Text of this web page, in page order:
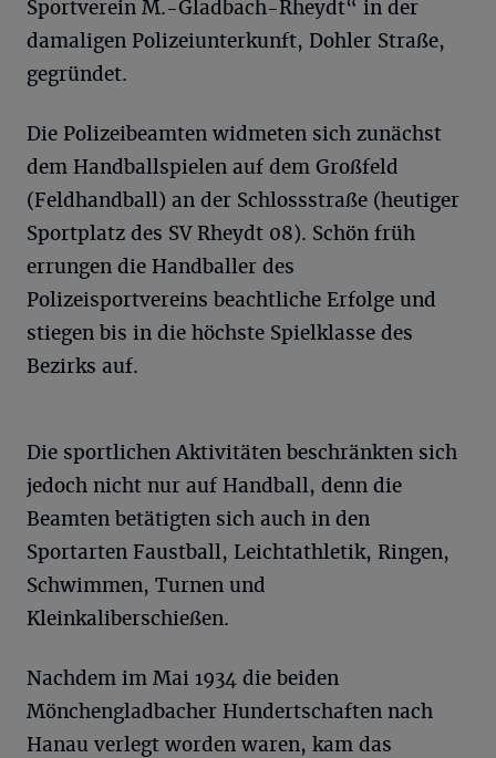
Sportverein M.-Gladbach-Rheydt“ in der
damaligen Polizeiunterkunft, Dohler Straße,
gegründet.
Die Polizeibeamten widmeten sich zunächst
dem Handballspielen auf dem Großfeld
(Feldhandball) an der Schlossstraße (heutiger
Sportplatz des SV Rheydt 08). Schön früh
errungen die Handballer des
Polizeisportvereins beachtliche Erfolge und
stiegen bis in die höchste Spielklasse des
Bezirks auf.
Die sportlichen Aktivitäten beschränkten sich
jedoch nicht nur auf Handball, denn die
Beamten betätigten sich auch in den
Sportarten Faustball, Leichtathletik, Ringen,
Schwimmen, Turnen und
Kleinkaliberschießen.
Nachdem im Mai 1934 die beiden
Mönchengladbacher Hundertschaften nach
Hanau verlegt worden waren, kam das